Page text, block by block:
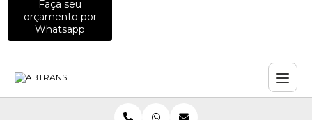
Faça seu
orçamento por
Whatsapp